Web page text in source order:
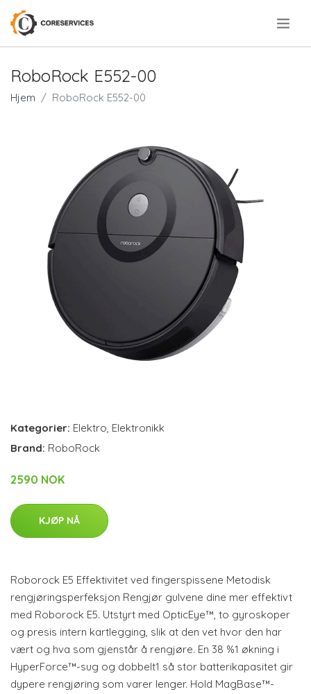
RoboRock E552-00
Hjem RoboRock E552-00
Kategorier: Elektro, Elektronikk
Brand: RoboRock
2590 NOK
KJØP NÅ
Roborock E5 Effektivitet ved fingerspissene Metodisk
rengjøringsperfeksjon Rengjør gulvene dine mer effektivt
med Roborock E5. Utstyrt med OpticEye™, to gyroskoper
og presis intern kartlegging, slik at den vet hvor den har
vært og hva som gjenstår å rengjøre. En 38 %1 økning i
HyperForce™-sug og dobbelt1 så stor batterikapasitet gir
dypere rengjøring som varer lenger. Hold MagBase™-